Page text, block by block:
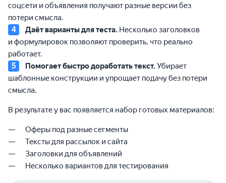
соцсети и объявления получают разные версии без
потери смысла.
Даёт варианты для теста. Несколько заголовков
и формулировок позволяют проверить, что реально
работает.
Помогает быстро доработать текст.Убирает
шаблонные конструкции и упрощает подачу без потери
смысла.
В результате у вас появляется набор готовых материалов:
Оферы под разные сегменты
Тексты для рассылок и сайта
Заголовки для объявлений
Несколько вариантов для тестирования